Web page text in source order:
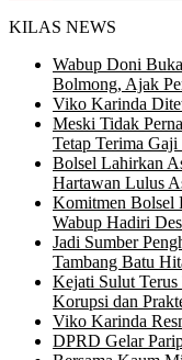
KILAS NEWS
Wabup Doni
Bolmong, Ajak
Viko Karinda
Meski Tidak
Tetap Terima
Bolsel Lahirkan
Hartawan Lulus
Komitmen Bolsel
Wabup Hadiri
Jadi Sumber
Tambang Batu
Kejati Sulut
Korupsi dan
Viko Karinda
DPRD Gelar